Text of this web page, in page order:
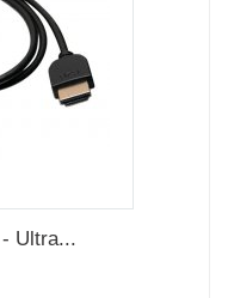
Ultra...